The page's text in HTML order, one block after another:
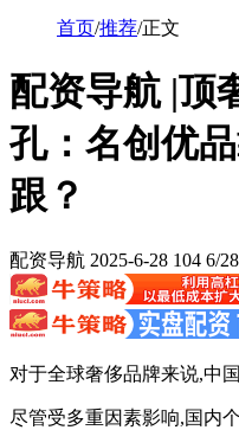
首页/推荐/正文
配资导航 |顶
孔：名创优
跟？
配资导航 2025-6-28 104 6/28
对于全球奢侈品牌来说,中
尽管受多重因素影响,国内